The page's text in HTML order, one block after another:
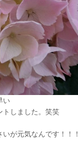
い
トしました。笑笑
が元気なんです！！！